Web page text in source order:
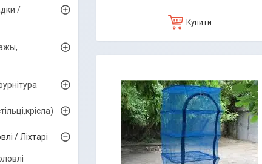
Купити
/
/ Ліхтарі